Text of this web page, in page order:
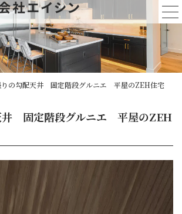
井 固定階段グルニエ 平
りの勾配天井 固定階段グルニエ 平屋のZEH住宅
井 固定階段グルニエ 平屋のZEH